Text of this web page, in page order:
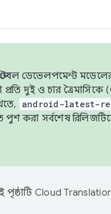
ডেভেলপমেন্ট
প্রতি দুই ও চার
android-latest-
তে পুশ করা সর্বশেষ
পৃষ্ঠাটি Cloud